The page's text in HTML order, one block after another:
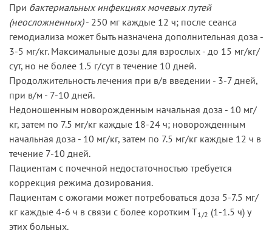
При бактериальных инфекциях мочевых путей
(неосложненных)- 250 мг каждые 12 ч; после сеанса
гемодиализа может быть назначена дополнительная доза -
3-5 мг/кг. Максимальные дозы для взрослых - до 15 мг/кг/
сут, но не более 1.5 г/сут в течение 10 дней.
Продолжительность лечения при в/в введении - 3-7 дней,
при в/м - 7-10 дней.
Недоношенным новорожденным начальная доза - 10 мг/
кг, затем по 7.5 мг/кг каждые 18-24 ч; новорожденным
начальная доза - 10 мг/кг, затем по 7.5 мг/кг каждые 12 ч в
течение 7-10 дней.
Пациентам с почечной недостаточностью требуется
коррекция режима дозирования.
Пациентам с ожогами может потребоваться доза 5-7.5 мг/
кг каждые 4-6 ч в связи с более коротким T1/2 (1-1.5 ч) у
этих больных.